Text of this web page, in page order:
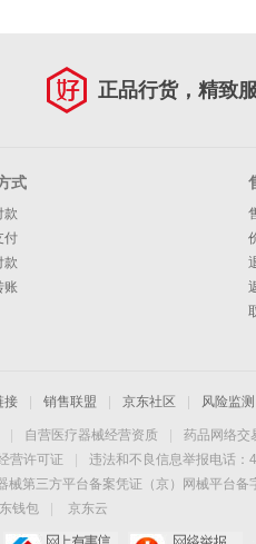
正品行货，精致
式
款
付
款
账
接 销售联盟 京东社区 风险监测
自营医疗器械经营资质 药品网络交
营许可证
违法和不良信息举报电话：
械第三方平台备案凭证（京）网械平台
钱包
京东云